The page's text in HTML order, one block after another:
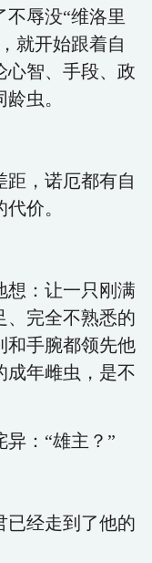
辱没“维洛里
就开始跟着自
心智、手段、政
虫。
距，诺厄都有自
价。
想：让一只刚满
、完全不熟悉的
和手腕都领先他
成年雌虫，是不
：“雄主？”
已经走到了他的